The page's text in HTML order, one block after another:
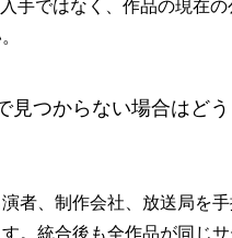
手ではなく、作品の現在の
見つからない場合はどう
者、制作会社、放送局を
。統合後も全作品が同じ